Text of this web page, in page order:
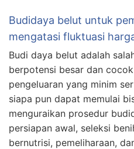
Budidaya belut untuk
mengatasi fluktuasi
Budi daya belut adalah
berpotensi besar dan
pengeluaran yang minim
siapa pun dapat memulai
menguraikan prosedur
persiapan awal, seleksi
bernutrisi, pemeliharaan,